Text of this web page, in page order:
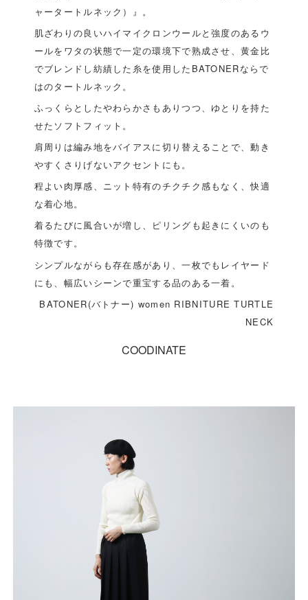
ャータートルネック）』。
肌ざわりの良いハイマイクロンウールと強度のあるウ
ールをワタの状態で一定の環境下で熟成させ、黄金比
でブレンドし紡績した糸を使用したBATONERならで
はのタートルネック。
ふっくらとしたやわらかさもありつつ、ゆとりを持た
せたソフトフィット。
肩周りは編み地をバイアスに切り替えることで、動き
やすくさりげないアクセントにも。
程よい肉厚感、ニット特有のチクチク感もなく、快適
な着心地。
着るたびに風合いが増し、ピリングも起きにくいのも
特徴です。
シンプルながらも存在感があり、一枚でもレイヤード
にも、幅広いシーンで重宝する品のある一着。
BATONER(バトナー) women RIBNITURE TURTLE
NECK
COODINATE